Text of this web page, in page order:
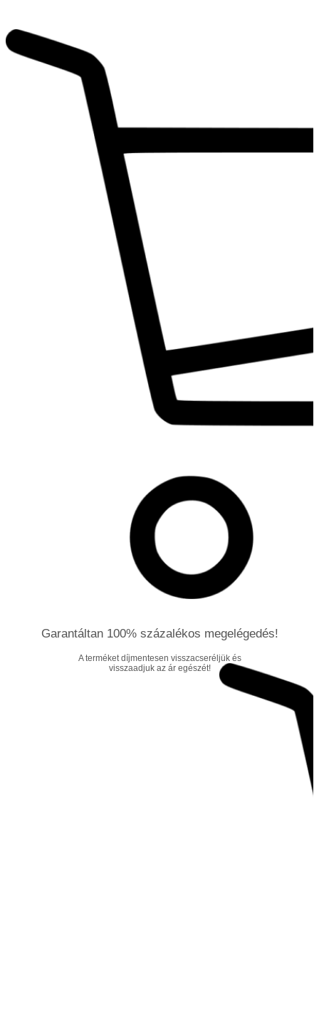
Garantáltan 100% százalékos megelégedés!
A terméket díjmentesen visszacseréljük és
visszaadjuk az ár egészét!